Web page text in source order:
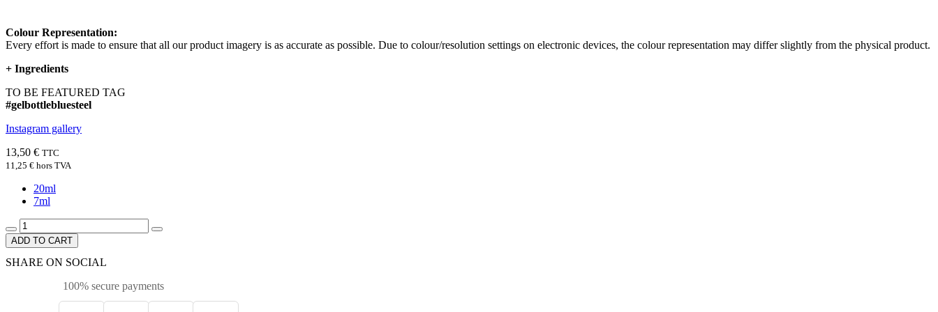
Colour Representation:
Every effort is made to ensure that all our product imagery is as accurate as possible. Due to colour/resolution settings on electronic devices, the colour representation may differ slightly from the physical product.
+ Ingredients
TO BE FEATURED TAG
#gelbottlebluesteel
Instagram gallery
13,50 € TTC
11,25 € hors TVA
20ml
7ml
ADD TO CART
SHARE ON SOCIAL
100% secure payments